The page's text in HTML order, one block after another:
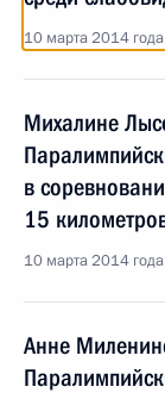
10 марта 2014
Михалине
в
15
10 марта 2014
Анне